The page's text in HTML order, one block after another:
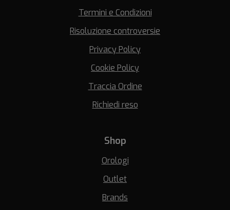
Termini e Condizioni
Risoluzione controversie
Privacy Policy
Cookie Policy
Traccia Ordine
Richiedi reso
Shop
Orologi
Outlet
Brands